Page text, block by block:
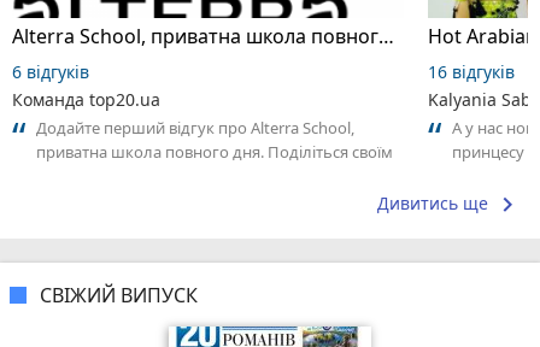
Alterra School, приватна школа повного дня
6 відгуків
Команда top20.ua
Додайте перший відгук про Alterra School,
приватна школа повного дня. Поділіться своїм
16 відгуків
Kalyania
А у нас
принцесу
Дивитись ще keyboard_arrow_right
СВІЖИЙ ВИПУСК